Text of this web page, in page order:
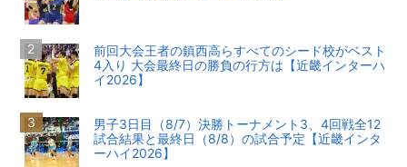
前回大会王者の鎮西高らすべてのシード校がベスト
4入り 大会最終日の勝負の行方は【近畿インターハ
イ2026】
男子3日目（8/7）決勝トーナメント3、4回戦全12
試合結果と最終日（8/8）の試合予定【近畿インタ
ーハイ2026】